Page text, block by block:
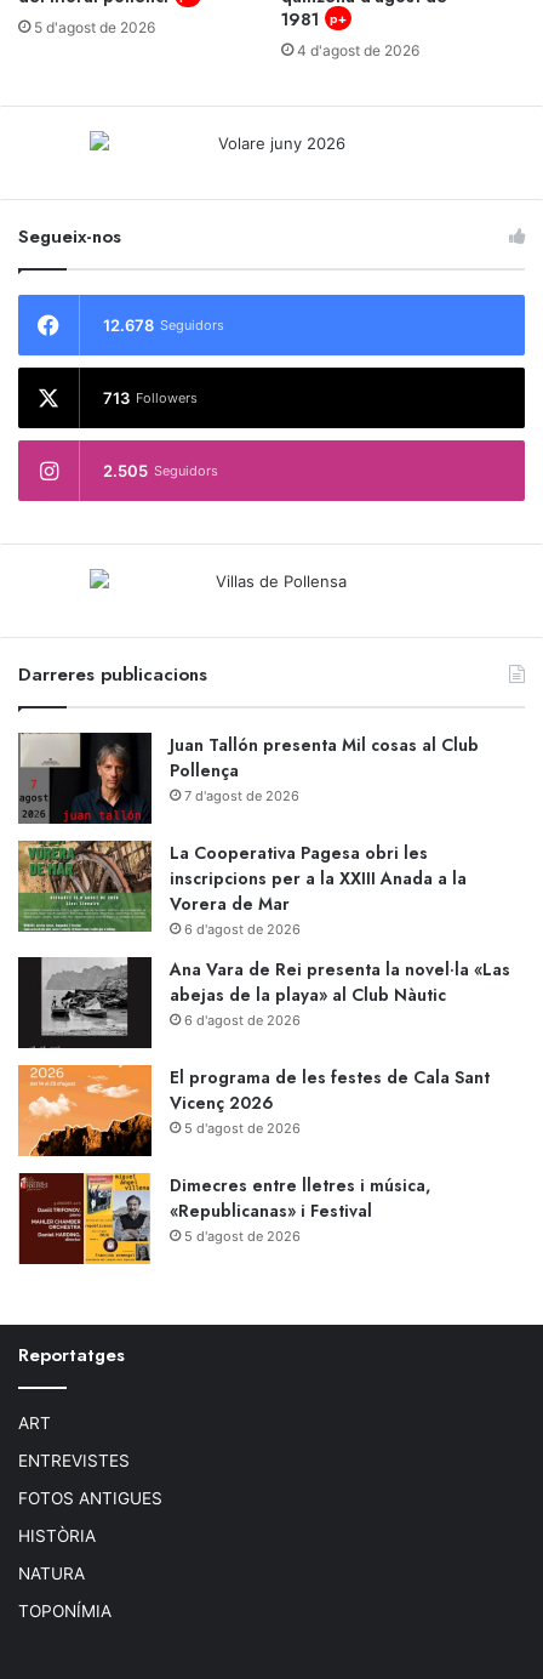
5 d'agost de 2026
1981
p+
4 d'agost de 2026
Segueix-nos
12.678 Seguidors
713 Followers
2.505 Seguidors
Darreres publicacions
Juan Tallón presenta Mil cosas al Club
Pollença
7 d'agost de 2026
La Cooperativa Pagesa obri les
inscripcions per a la XXIII Anada a la
Vorera de Mar
6 d'agost de 2026
Ana Vara de Rei presenta la novel·la «Las
abejas de la playa» al Club Nàutic
6 d'agost de 2026
El programa de les festes de Cala Sant
Vicenç 2026
5 d'agost de 2026
Dimecres entre lletres i música,
«Republicanas» i Festival
5 d'agost de 2026
Reportatges
ART
ENTREVISTES
FOTOS ANTIGUES
HISTÒRIA
NATURA
TOPONÍMIA